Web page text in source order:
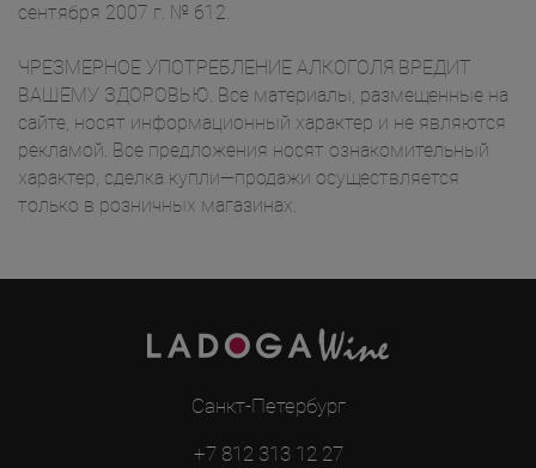
сентября 2007 г. № 612.
ЧРЕЗМЕРНОЕ УПОТРЕБЛЕНИЕ АЛКОГОЛЯ ВРЕДИТ
ВАШЕМУ ЗДОРОВЬЮ. Все материалы, размещенные на
сайте, носят информационный характер и не являются
рекламой. Все предложения носят ознакомительный
характер, сделка купли—продажи осуществляется
только в розничных магазинах.
Санкт-Петербург
+7 812 313 12 27